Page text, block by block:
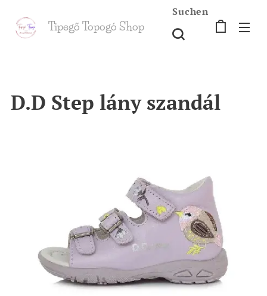
Tipegő Topogó Shop
Suchen
D.D Step lány szandál